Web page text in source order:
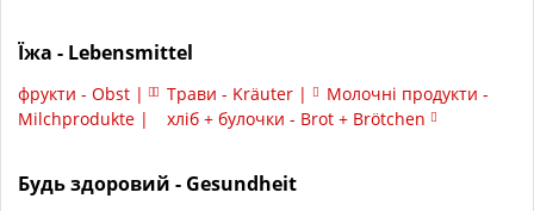
Їжа - Lebensmittel
фрукти - Obst | Трави - Kräuter |
Молочні продукти -
Milchprodukte |
хліб + булочки - Brot + Brötchen
Будь здоровий - Gesundheit